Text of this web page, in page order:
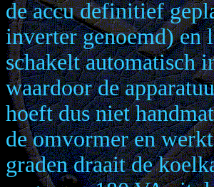
de accu definitief
inverter genoemd) en
schakelt automatisch
waardoor de
hoeft dus niet
de omvormer en
graden draait de